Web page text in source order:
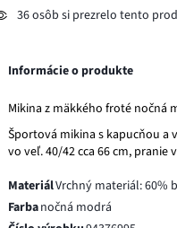
36 osôb si prezrelo tento
Informácie o produkte
Mikina z mäkkého froté nočná
Športová mikina s kapucňou a
vo veľ. 40/42 cca 66 cm, pranie
MateriálVrchný materiál: 60%
Farbanočná modrá